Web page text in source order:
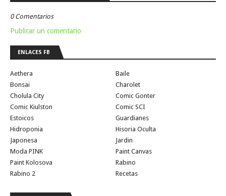
0 Comentarios
Publicar un comentario
ENLACES FB
Aethera
Baile
Bonsai
Charolet
Cholula City
Comic Gonter
Comic Kiulston
Comic SCI
Estoicos
Guardianes
Hidroponia
Hisoria Oculta
Japonesa
Jardin
Moda PINK
Paint Canvas
Paint Kolosova
Rabino
Rabino 2
Recetas